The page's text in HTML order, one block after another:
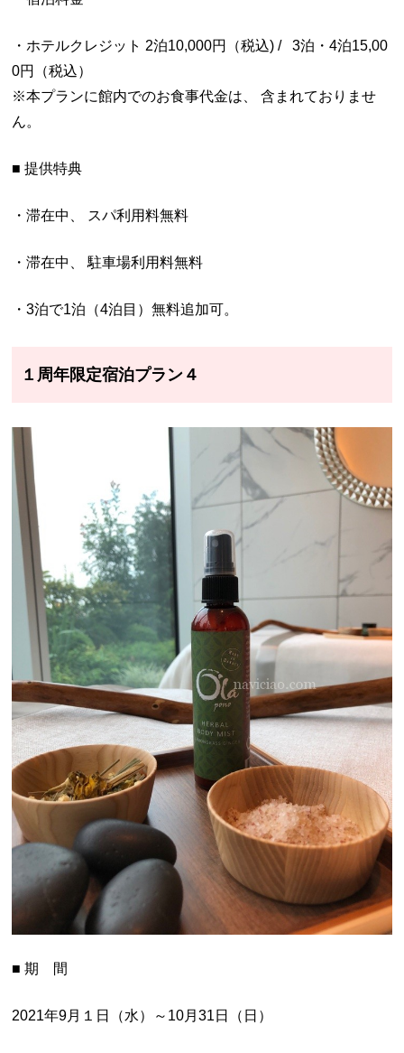
・ホテルクレジット 2泊10,000円（税込) / 3泊・4泊15,00
0円（税込）
※本プランに館内でのお食事代金は、 含まれておりませ
ん。
■ 提供特典
・滞在中、 スパ利用料無料
・滞在中、 駐車場利用料無料
・3泊で1泊（4泊目）無料追加可。
１周年限定宿泊プラン４
■ 期 間
2021年9月１日（水）～10月31日（日）